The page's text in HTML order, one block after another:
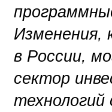
Изменения,
в России,
сектор
технологий